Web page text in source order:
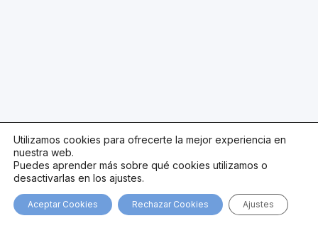
Utilizamos cookies para ofrecerte la mejor experiencia en
nuestra web.
Puedes aprender más sobre qué cookies utilizamos o
desactivarlas en los ajustes.
Aceptar Cookies Rechazar Cookies Ajustes